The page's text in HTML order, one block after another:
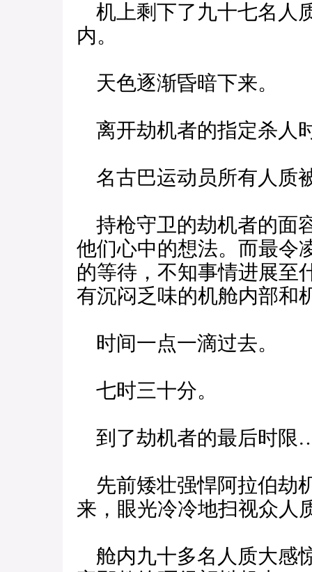
机上剩下了九十七名人
内。
天色逐渐昏暗下来。
离开劫机者的指定杀人
名古巴运动员所有人质
持枪守卫的劫机者的面
他们心中的想法。而最令
的等待，不知事情进展至
有沉闷乏味的机舱内部和
时间一点一滴过去。
七时三十分。
到了劫机者的最后时
先前矮壮强悍阿拉伯劫
来，眼光冷冷地扫视众人
舱内九十多名人质大感